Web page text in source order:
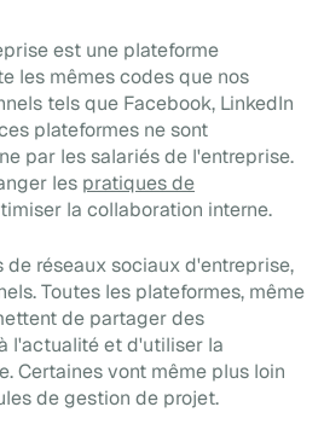
est une plateforme
les mêmes codes que nos
tels que Facebook, LinkedIn
plateformes ne sont
par les salariés de l'entreprise.
les pratiques de
la collaboration interne.
réseaux sociaux d'entreprise,
Toutes les plateformes, même
de partager des
l'actualité et d'utiliser la
Certaines vont même plus loin
de gestion de projet.